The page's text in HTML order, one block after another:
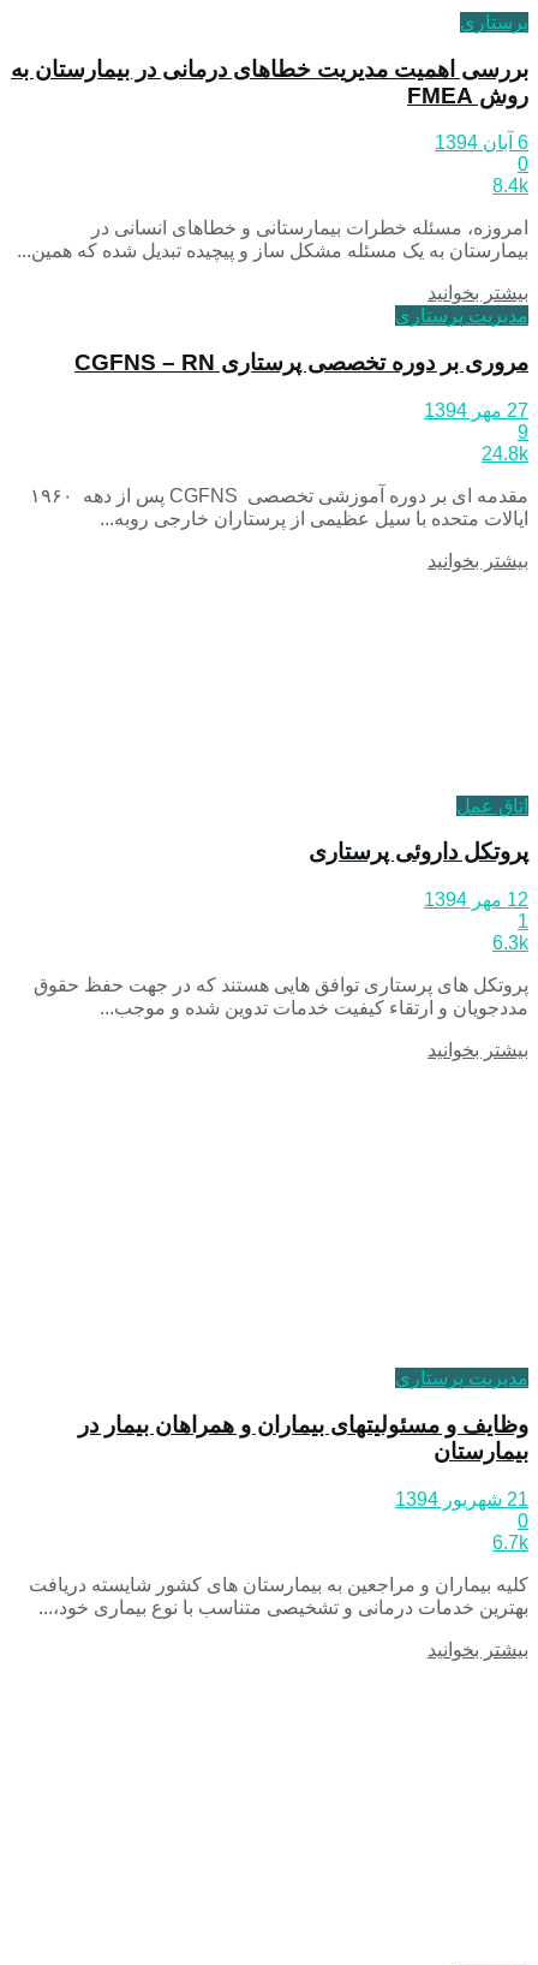
پرستاری
بررسی اهمیت مدیریت خطاهای درمانی در بیمارستان به
روش FMEA
6 آبان 1394
0
8.4k
امروزه، مسئله خطرات بیمارستانی و خطاهای انسانی در
بیمارستان به یک مسئله مشکل ساز و پیچیده تبدیل شده که همین...
بیشتر بخوانید
مدیریت پرستاری
مروری بر دوره تخصصی پرستاری CGFNS – RN
27 مهر 1394
9
24.8k
مقدمه ای بر دوره آموزشی تخصصی CGFNS پس از دهه ۱۹۶۰
ایالات متحده با سیل عظیمی از پرستاران خارجی روبه...
بیشتر بخوانید
اتاق عمل
پروتکل داروئی پرستاری
12 مهر 1394
1
6.3k
پروتکل های پرستاری توافق هایی هستند که در جهت حفظ حقوق
مددجویان و ارتقاء کیفیت خدمات تدوین شده و موجب...
بیشتر بخوانید
مدیریت پرستاری
وظایف و مسئولیتهای بیماران و همراهان بیمار در
بیمارستان
21 شهریور 1394
0
6.7k
کلیه بیماران و مراجعین به بیمارستان های کشور شایسته دریافت
بهترین خدمات درمانی و تشخیصی متناسب با نوع بیماری خود،...
بیشتر بخوانید